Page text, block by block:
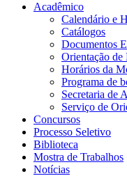
Acadêmico
Calendário e
Catálogos
Documentos
Orientação de
Horários da
Programa de
Secretaria de
Serviço de
Concursos
Processo Seletivo
Biblioteca
Mostra de Trabalhos
Notícias